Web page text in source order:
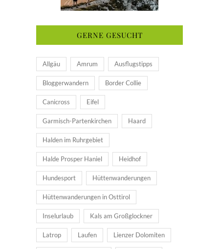
GERNE GESUCHT
Allgäu Amrum Ausflugstipps
Bloggerwandern Border Collie
Canicross Eifel
Garmisch-Partenkirchen Haard
Halden im Ruhrgebiet
Halde Prosper Haniel Heidhof
Hundesport Hüttenwanderungen
Hüttenwanderungen in Osttirol
Inselurlaub Kals am Großglockner
Latrop Laufen Lienzer Dolomiten